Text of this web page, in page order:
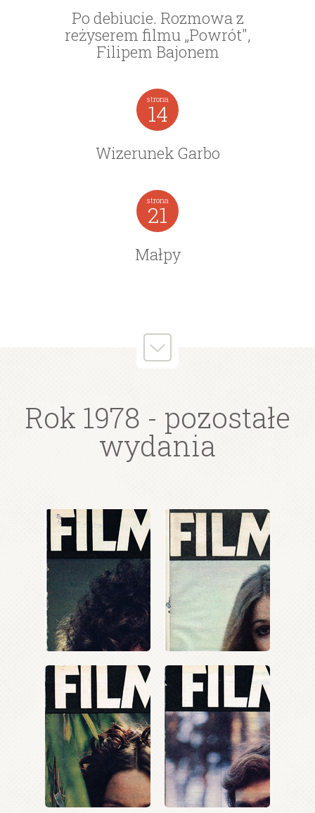
Po debiucie. Rozmowa z
reżyserem filmu „Powrót",
Filipem Bajonem
Wizerunek Garbo
strona
14
Małpy
strona
21
Rok 1978 - pozostałe
wydania